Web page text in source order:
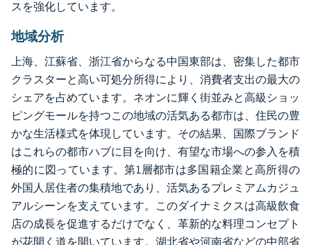
スを強化しています。
地域分析
上海、江蘇省、浙江省からなる中国東部は、密集した都市
クラスターと高い可処分所得により、消費者支出の最大の
シェアを占めています。ネオンに輝く街並みと高級ショッ
ピングモールを持つこの地域の活気ある都市は、住民の豊
かな生活様式を体現しています。その結果、国際ブランド
はこれらの都市ハブに目を向け、有望な市場への参入を積
極的に図っています。第1層都市は多国籍企業と高所得の
外国人居住者の集積地であり、活気あるプレミアムカジュ
アルシーンを支えています。このダイナミクスは高級飲食
店の成長を促進するだけでなく、革新的な料理コンセプト
が花開く道を開いています。湖北省や河南省などの中部省